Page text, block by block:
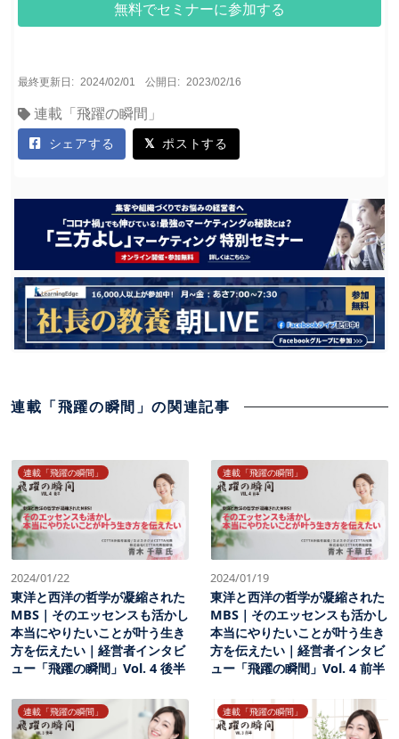
無料でセミナーに参加する
最終更新日: 2024/02/01 公開日: 2023/02/16
連載「飛躍の瞬間」
シェアする ポストする
連載「飛躍の瞬間」の関連記事
連載「飛躍の瞬間」
2024/01/22
東洋と西洋の哲学が凝縮された
MBS｜そのエッセンスも活かし
本当にやりたいことが叶う生き
方を伝えたい｜経営者インタビ
ュー「飛躍の瞬間」Vol. 4 後半
連載「飛躍の瞬間」
2024/01/19
東洋と西洋の哲学が凝縮された
MBS｜そのエッセンスも活かし
本当にやりたいことが叶う生き
方を伝えたい｜経営者インタビ
ュー「飛躍の瞬間」Vol. 4 前半
連載「飛躍の瞬間」 連載「飛躍の瞬間」